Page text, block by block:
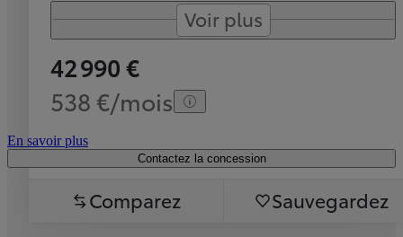
Voir plus
42 990 €
538 €/mois
En savoir plus
Contactez la concession
Comparez Sauvegardez